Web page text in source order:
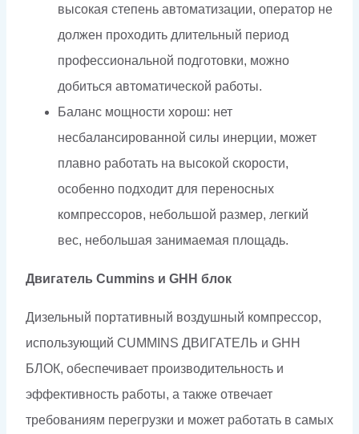
высокая степень автоматизации, оператор не
должен проходить длительный период
профессиональной подготовки, можно
добиться автоматической работы.
Баланс мощности хорош: нет
несбалансированной силы инерции, может
плавно работать на высокой скорости,
особенно подходит для переносных
компрессоров, небольшой размер, легкий
вес, небольшая занимаемая площадь.
Двигатель Cummins и GHH блок
Дизельный портативный воздушный компрессор,
использующий CUMMINS ДВИГАТЕЛЬ и GHH
БЛОК, обеспечивает производительность и
эффективность работы, а также отвечает
требованиям перегрузки и может работать в самых